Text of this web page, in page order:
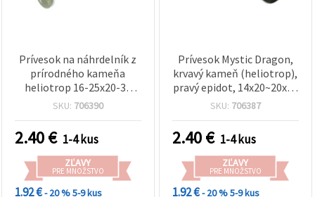
Prívesok na náhrdelník z
prírodného kameňa
heliotrop 16-25x20-30
mm
SKU: 706390
2.40€ 1-4 kus
ZĽAVY
PRE MNOŽSTVO
1.92 €- 20 %5-9 kus
Prívesok Mystic Dragon,
krvavý kameň (heliotrop),
pravý epidot, 14x20~20x28
mm
SKU: 706387
2.40€ 1-4 kus
ZĽAVY
PRE MNOŽSTVO
1.92 €- 20 %5-9 kus